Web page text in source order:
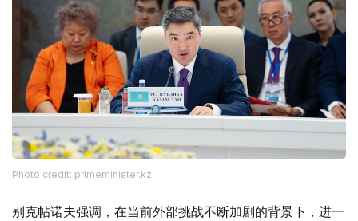
Photo credit: primeminister.kz
别克帖诺夫强调，在当前外部挑战不断加剧的背景下，进一